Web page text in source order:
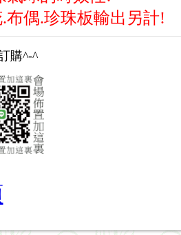
布偶.珍珠板輸出另計!
購^-^